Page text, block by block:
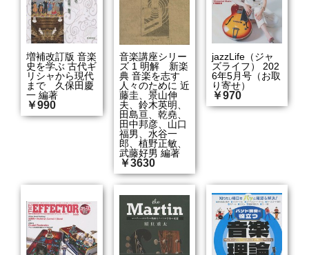
増補改訂版 音楽
史を学ぶ 古代ギ
リシャから現代
まで 久保田慶
一 編著
￥990
音楽講座シリー
ズ 1 明解 新楽
典 音楽を志す
人々のために 近
藤圭、景山伸
夫、鈴木英明、
田島亘、乾堯、
田中邦彦、山口
福男、水谷一
郎、植野正敏、
武藤好男 編著
￥3630
jazzLife（ジャ
ズライフ） 202
6年5月号（お取
り寄せ）
￥970